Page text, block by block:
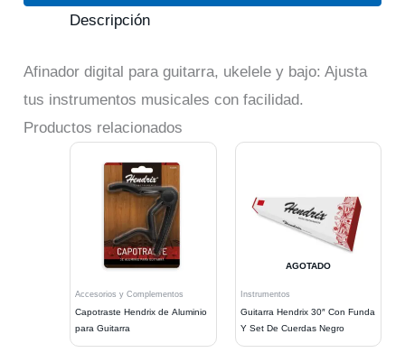
Descripción
Afinador digital para guitarra, ukelele y bajo: Ajusta
tus instrumentos musicales con facilidad.
Productos relacionados
Accesorios y Complementos
Capotraste Hendrix de Aluminio
para Guitarra
AGOTADO
Instrumentos
Guitarra Hendrix 30″ Con Funda
Y Set De Cuerdas Negro